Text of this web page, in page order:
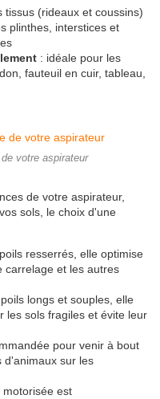
tissus (rideaux et coussins)
plinthes, interstices et
: idéale pour les
fauteuil en cuir, tableau,
votre aspirateur
de votre aspirateur,
sols, le choix d'une
resserrés, elle optimise
carrelage et les autres
longs et souples, elle
les sols fragiles et évite leur
pour venir à bout
d'animaux sur les
est